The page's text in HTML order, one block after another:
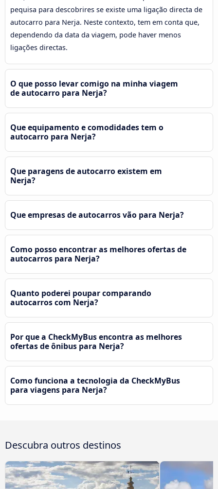
pequisa para descobrires se existe uma ligação directa de
autocarro para Nerja. Neste contexto, tem em conta que,
dependendo da data da viagem, pode haver menos
ligações directas.
O que posso levar comigo na minha viagem
de autocarro para Nerja?
Que equipamento e comodidades tem o
autocarro para Nerja?
Que paragens de autocarro existem em
Nerja?
Que empresas de autocarros vão para Nerja?
Como posso encontrar as melhores ofertas de
autocarros para Nerja?
Quanto poderei poupar comparando
autocarros com Nerja?
Por que a CheckMyBus encontra as melhores
ofertas de ônibus para Nerja?
Como funciona a tecnologia da CheckMyBus
para viagens para Nerja?
Descubra outros destinos